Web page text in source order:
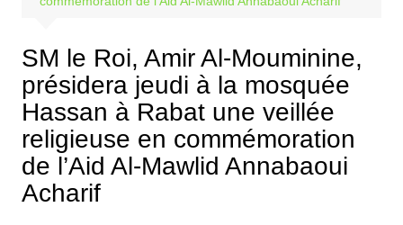
SM le Roi, Amir Al-Mouminine,
présidera jeudi à la mosquée
Hassan à Rabat une veillée
religieuse en commémoration
de l’Aid Al-Mawlid Annabaoui
Acharif